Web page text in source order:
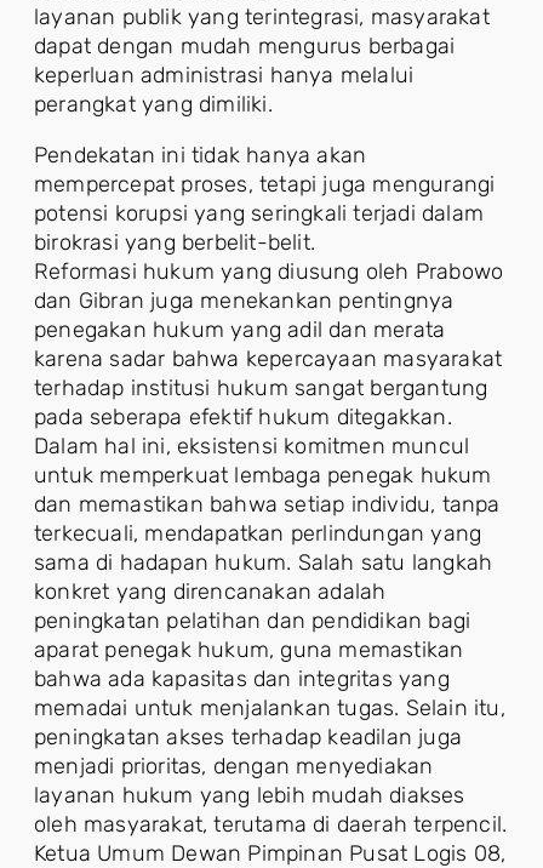
layanan publik yang terintegrasi, masyarakat
dapat dengan mudah mengurus berbagai
keperluan administrasi hanya melalui
perangkat yang dimiliki.
Pendekatan ini tidak hanya akan
mempercepat proses, tetapi juga mengurangi
potensi korupsi yang seringkali terjadi dalam
birokrasi yang berbelit-belit.
Reformasi hukum yang diusung oleh Prabowo
dan Gibran juga menekankan pentingnya
penegakan hukum yang adil dan merata
karena sadar bahwa kepercayaan masyarakat
terhadap institusi hukum sangat bergantung
pada seberapa efektif hukum ditegakkan.
Dalam hal ini, eksistensi komitmen muncul
untuk memperkuat lembaga penegak hukum
dan memastikan bahwa setiap individu, tanpa
terkecuali, mendapatkan perlindungan yang
sama di hadapan hukum. Salah satu langkah
konkret yang direncanakan adalah
peningkatan pelatihan dan pendidikan bagi
aparat penegak hukum, guna memastikan
bahwa ada kapasitas dan integritas yang
memadai untuk menjalankan tugas. Selain itu,
peningkatan akses terhadap keadilan juga
menjadi prioritas, dengan menyediakan
layanan hukum yang lebih mudah diakses
oleh masyarakat, terutama di daerah terpencil.
Ketua Umum Dewan Pimpinan Pusat Logis 08,